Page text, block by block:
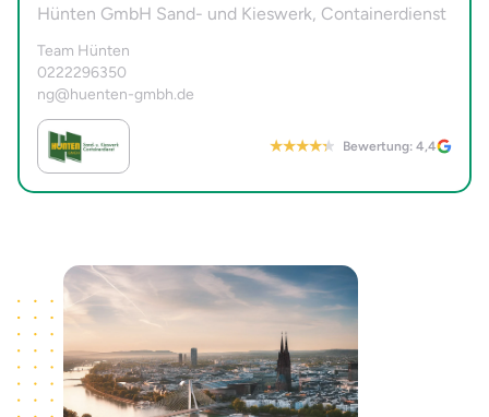
Hünten GmbH Sand- und Kieswerk, Containerdienst
Team Hünten
0222296350
ng@huenten-gmbh.de
Bewertung: 4,4